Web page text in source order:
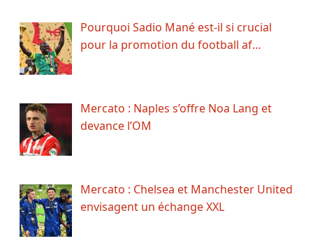
Pourquoi Sadio Mané est-il si crucial
pour la promotion du football af…
Mercato : Naples s’offre Noa Lang et
devance l’OM
Mercato : Chelsea et Manchester United
envisagent un échange XXL